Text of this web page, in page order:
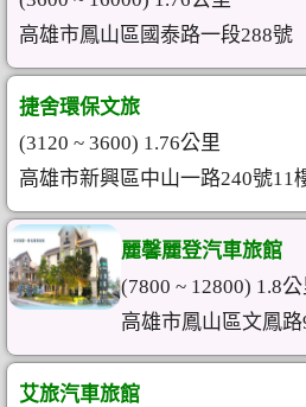
高雄市鳳山區國泰路一段288號
捷舍環保文旅
(3120 ~ 3600) 1.76公里
高雄市新興區中山一路240號11
麗馨麗登汽車旅館
(7800 ~ 12800) 1.8
高雄市鳳山區文鳳路
艾旅汽車旅館